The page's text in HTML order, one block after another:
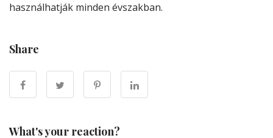
használhatják minden évszakban.
Share
What's your reaction?